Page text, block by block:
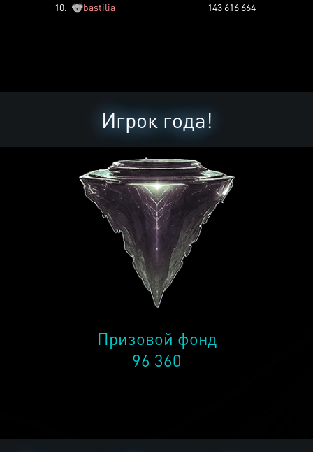
10. 🐨bastilia 143 616 664
Игрок года!
Призовой фонд
96 360